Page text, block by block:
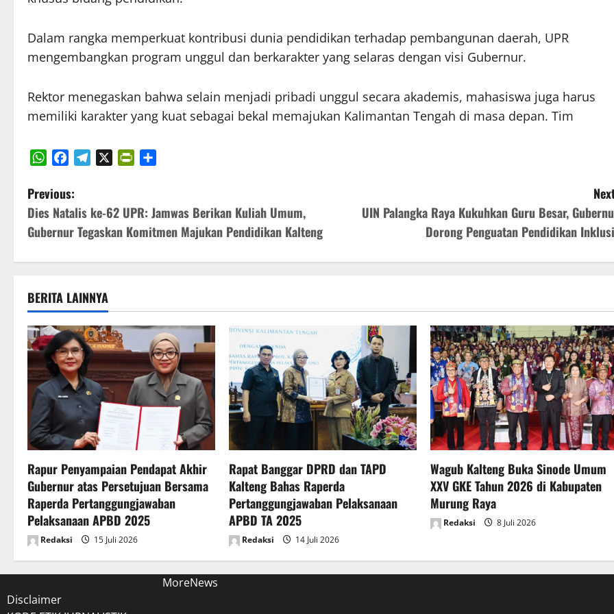
Dalam rangka memperkuat kontribusi dunia pendidikan terhadap pembangunan daerah, UPR
mengembangkan program unggul dan berkarakter yang selaras dengan visi Gubernur.
Rektor menegaskan bahwa selain menjadi pribadi unggul secara akademis, mahasiswa juga harus
memiliki karakter yang kuat sebagai bekal memajukan Kalimantan Tengah di masa depan. Tim
P
o
s
n
a
v
g
a
t
i
o
n
Previous:
Dies Natalis ke-62 UPR: Jamwas Berikan Kuliah Umum,
Gubernur Tegaskan Komitmen Majukan Pendidikan Kalteng
UIN Palangka Raya Kukuhkan Guru Besar,
Dorong Penguatan Pendidikan
BERITA LAINNYA
Rapur Penyampaian Pendapat Akhir
Gubernur atas Persetujuan Bersama
Raperda Pertanggungjawaban
Pelaksanaan APBD 2025
Redaksi 15 Juli 2026
Rapat Banggar DPRD dan TAPD
Kalteng Bahas Raperda
Pertanggungjawaban Pelaksanaan
APBD TA 2025
Redaksi 14 Juli 2026
Wagub Kalteng Buka Sinode Umum
XXV GKE Tahun 2026 di Kabupaten
Murung Raya
Redaksi 8 Juli 2026
MoreNews
Disclaimer